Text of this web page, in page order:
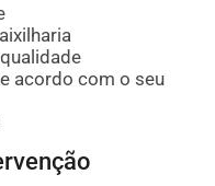
acordo com o seu